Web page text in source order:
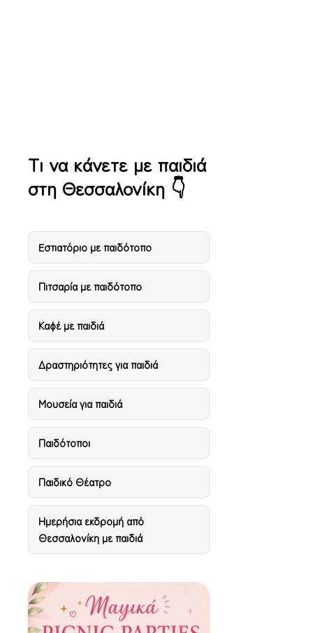
Τι να κάνετε με παιδιά
στη Θεσσαλονίκη 👇
Eστιατόριο με παιδότοπο
Πιτσαρία με παιδότοπο
Καφέ με παιδιά
Δραστηριότητες για παιδιά
Μουσεία για παιδιά
Παιδότοποι
Παιδικό Θέατρο
Ημερήσια εκδρομή από
Θεσσαλονίκη με παιδιά